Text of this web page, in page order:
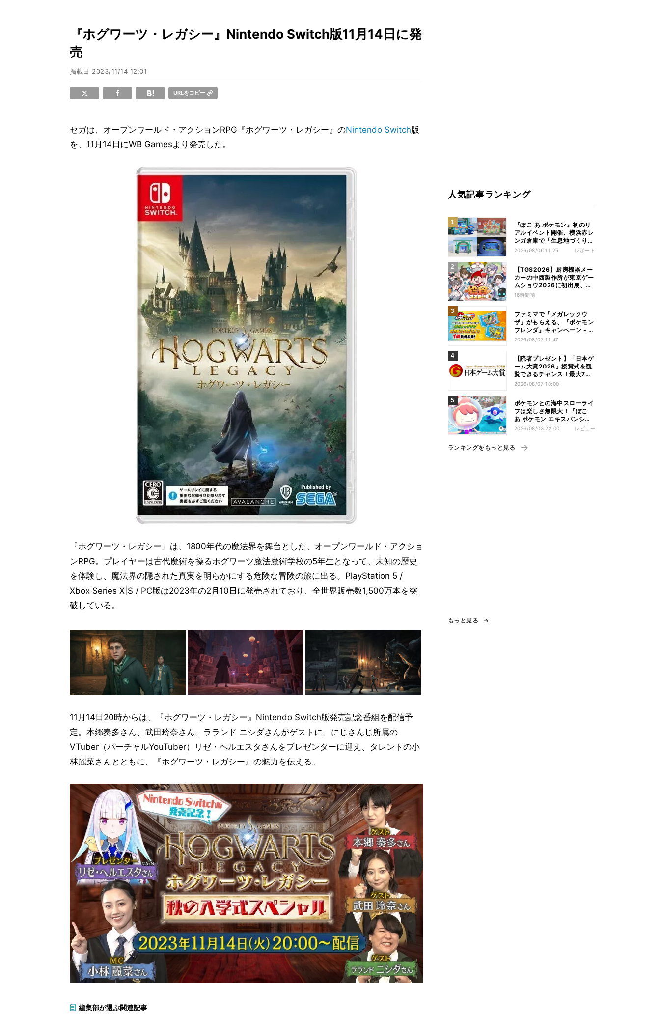
『ホグワーツ・レガシー』Nintendo Switch版11月14日に発
売
掲載日 2023/11/14 12:01
URLをコピー
セガは、オープンワールド・アクションRPG『ホグワーツ・レガシー』のNintendo Switch版
を、11月14日にWB Gamesより発売した。
『ホグワーツ・レガシー』は、1800年代の魔法界を舞台とした、オープンワールド・アクショ
ンRPG。プレイヤーは古代魔術を操るホグワーツ魔法魔術学校の5年生となって、未知の歴史
を体験し、魔法界の隠された真実を明らかにする危険な冒険の旅に出る。PlayStation 5 /
Xbox Series X|S / PC版は2023年の2月10日に発売されており、全世界販売数1,500万本を突
破している。
11月14日20時からは、『ホグワーツ・レガシー』Nintendo Switch版発売記念番組を配信予
定。本郷奏多さん、武田玲奈さん、ラランド ニシダさんがゲストに、にじさんじ所属の
VTuber（バーチャルYouTuber）リゼ・ヘルエスタさんをプレゼンターに迎え、タレントの小
林麗菜さんとともに、『ホグワーツ・レガシー』の魅力を伝える。
編集部が選ぶ関連記事
人気記事ランキング
『ぽこ あ ポケモン』初のリ
アルイベント開催、横浜赤レ
ンガ倉庫で「生息地づくり」
を体験してきた
2026/08/06 11:25 レポート
【TGS2026】厨房機器メー
カーの中西製作所が東京ゲー
ムショウ2026に初出展、新
作ARGなど披露
16時間前
ファミマで「メガレックウ
ザ」がもらえる、『ポケモン
フレンダ』キャンペーン - 8
月11日から
2026/08/07 11:47
【読者プレゼント】「日本ゲ
ーム大賞2026」授賞式を観
覧できるチャンス！最大7組
14名様
2026/08/07 10:00
ポケモンとの海中スローライ
フは楽しさ無限大！『ぽこ
あ ポケモン エキスパンショ
ンパス』を先行プレイ
2026/08/03 22:00 レビュー
ランキングをもっと見る
もっと見る